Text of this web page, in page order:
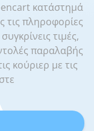
κατάστημά
τις πληροφορίες
τιμές,
παραλαβής
κούριερ με τις